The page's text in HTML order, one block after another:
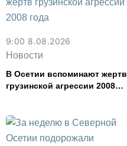
9:00 8.08.2026
Новости
В Осетии вспоминают жертв
грузинской агрессии 2008